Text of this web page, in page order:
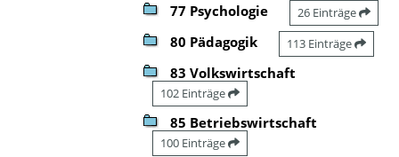
77 Psychologie 26 Einträge
80 Pädagogik 113 Einträge
83 Volkswirtschaft
102 Einträge
85 Betriebswirtschaft
100 Einträge